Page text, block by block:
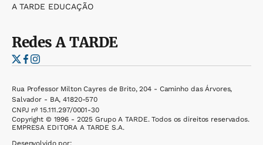
A TARDE EDUCAÇÃO
RedesA TARDE
Rua Professor Milton Cayres de Brito, 204 - Caminho das Árvores,
Salvador - BA, 41820-570
CNPJ nº 15.111.297/0001-30
Copyright © 1996 - 2025 Grupo A TARDE. Todos os direitos reservados.
EMPRESA EDITORA A TARDE S.A.
Desenvolvido por: